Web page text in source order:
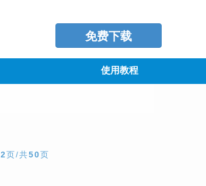
免费下载
使用教程
2页/共50页